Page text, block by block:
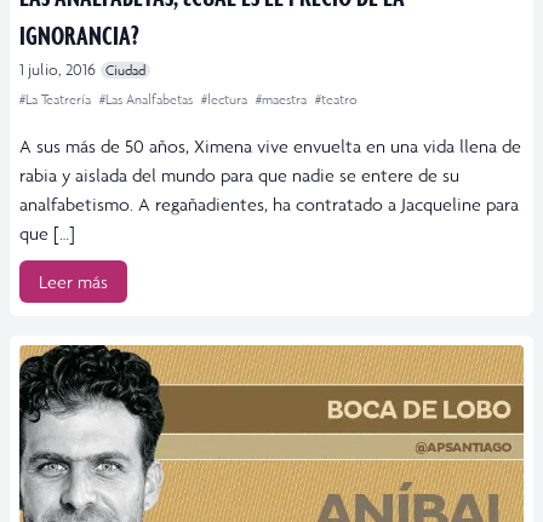
IGNORANCIA?
1 julio, 2016 Ciudad
#La Teatrería #Las Analfabetas #lectura #maestra #teatro
A sus más de 50 años, Ximena vive envuelta en una vida llena de
rabia y aislada del mundo para que nadie se entere de su
analfabetismo. A regañadientes, ha contratado a Jacqueline para
que […]
Leer más